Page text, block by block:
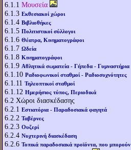
6.1.1 Μουσεία
6.1.3 Εκθεσιακοί χώροι
6.1.4 Βιβλιοθήκες
6.1.5 Πολιτιστικοί σύλλογοι
6.1.6 Θέατρα, Κινηματογράφοι
6.1.7 Ωδεία
6.1.8 Κινηματογράφοι
6.1.9 Αθλητικά σωματεία - Γήπεδα - Γυμναστήρια
6.1.10 Ραδιοφωνικοί σταθμοί - Ραδιοσυχνότητες
6.1.11 Τηλεοπτικοί σταθμοί
6.1.12 Ημερήσιος τύπος, Περιοδικά
6.2 Χώροι διασκέδασης
6.2.1 Εστιατόρια - Παραδοσιακά φαγητά
6.2.2 Ταβέρνες
6.2.3 Ουζερί
6.2.4 Νυχτερινή διασκέδαση
6.2.6 Τοπικά παραδοσιακά προϊόντα, που μπορούν